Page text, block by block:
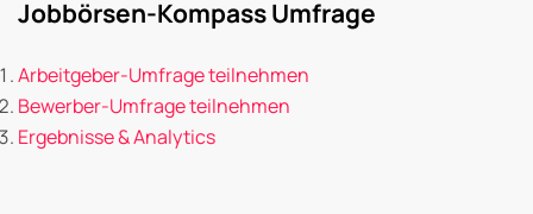
Jobbörsen-Kompass Umfrage
Arbeitgeber-Umfrage teilnehmen
Bewerber-Umfrage teilnehmen
Ergebnisse & Analytics